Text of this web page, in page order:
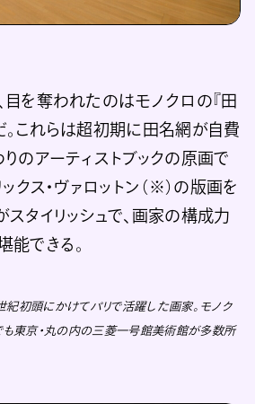
を奪われたのはモノクロの『田
。これらは超初期に田名網が自費
のアーティストブックの原画で
ックス・ヴァロットン（※）の版画を
タイリッシュで、画家の構成力
能できる。
初頭にかけてパリで活躍した画家。モノク
も東京・丸の内の三菱一号館美術館が多数所